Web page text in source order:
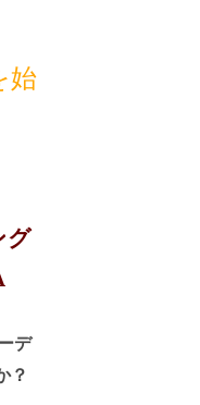
始
グ
デ
？